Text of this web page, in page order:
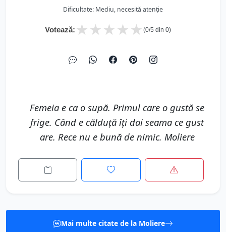
Dificultate: Mediu, necesită atenție
Votează: ★
★
★
★
★ (0/5 din 0)
Femeia e ca o supă. Primul care o gustă se
frige. Când e călduţă îţi dai seama ce gust
are. Rece nu e bună de nimic. Moliere
Mai multe citate de la Moliere